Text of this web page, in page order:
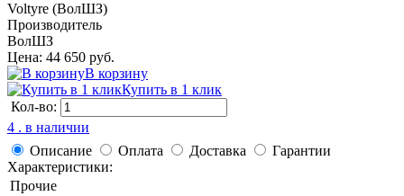
Voltyre (ВолШЗ)
Производитель
ВолШЗ
Цена: 44 650 руб.
В корзину
Купить в 1 клик
Кол-во:
4 . в наличии
Описание
Оплата Доставка
Гарантии
Характеристики:
Прочие